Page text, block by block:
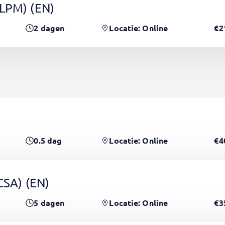
(EN)
2 dagen Locatie: Online
0.5dag Locatie: Online
(EN)
5 dagen Locatie: Online